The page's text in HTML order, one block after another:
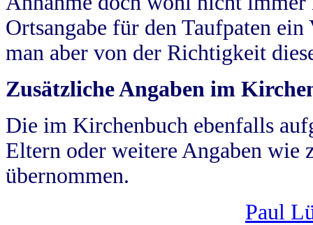
Ortsangabe für den Taufpaten
man aber von der Richtigkeit
Zusätzliche Angaben im
Die im Kirchenbuch ebenfalls
Eltern oder weitere Angaben wie
übernommen.
Paul